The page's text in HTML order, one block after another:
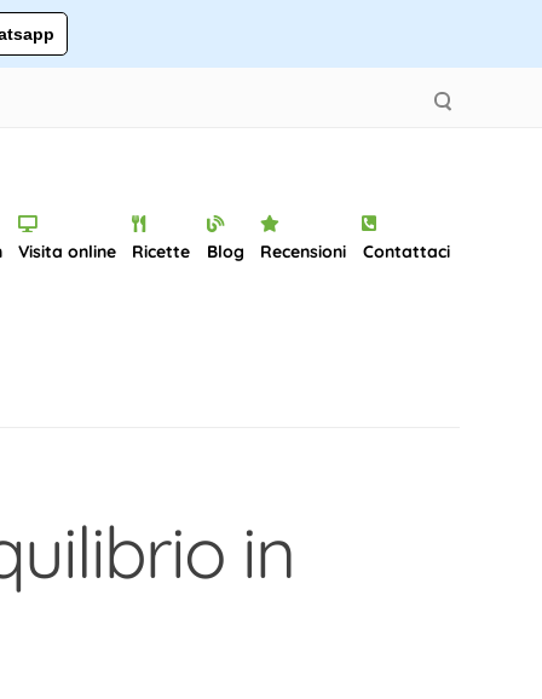
Visita online Ricette Blog Recensioni Contattaci
in